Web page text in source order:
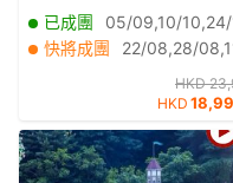
爾、奧古茲峽谷、布蘭那塔
阿拉阿恰國家公園)
已成團
05/09,10/10,24/12,22/01,06/02,26/02,19/
快將成團
22/08,28/08,11/09,19/09,25/09,03/10,16/10,24/10,30/10,07/11,13/11,21/11,27/11,05/12,11/12,01/01,15/01,29/01,12/
HKD
HKD